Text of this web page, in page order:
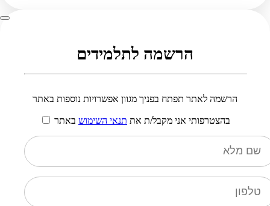
הרשמה לתלמידים
הרשמה לאתר תפתח בפניך מגוון אפשרויות נוספות באתר
בהצטרפותי אני מקבל/ת את תנאי השימוש באתר